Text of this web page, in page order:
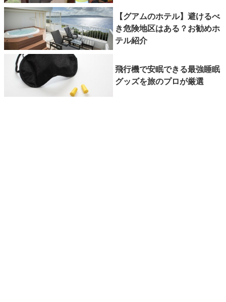
【グアムのホテル】避けるべ
き危険地区はある？お勧めホ
テル紹介
飛行機で安眠できる最強睡眠
グッズを旅のプロが厳選